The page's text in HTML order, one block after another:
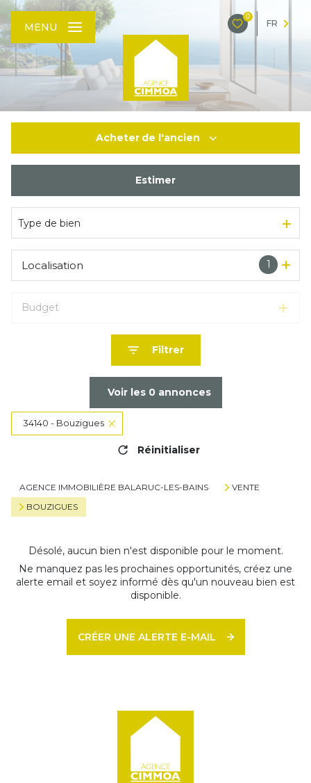
0
FR
MENU
Acheter de l'ancien
Estimer
Type de bien
1
Localisation
Budget
Filtrer
Voir les 0annonces
34140 - Bouzigues
Réinitialiser
AGENCE IMMOBILIÈRE BALARUC-LES-BAINS
VENTE
BOUZIGUES
Désolé, aucun bien n'est disponible pour le moment.
Ne manquez pas les prochaines opportunités, créez une
alerte email et soyez informé dès qu'un nouveau bien est
disponible.
CRÉER UNE ALERTE E-MAIL